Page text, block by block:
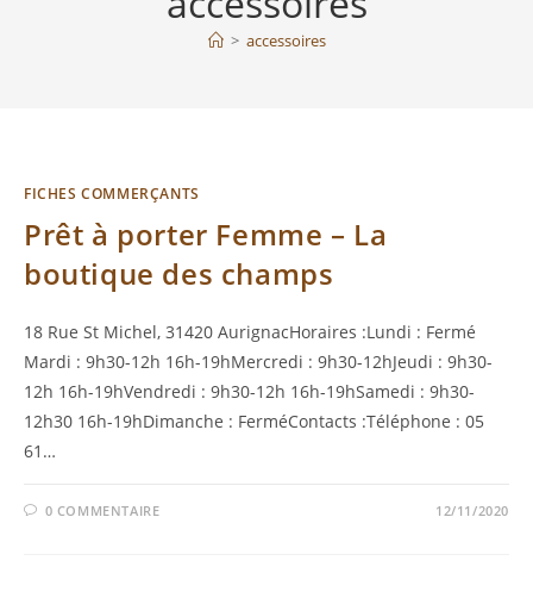
> accessoires
FICHES COMMERÇANTS
Prêt à porter Femme – La
boutique des champs
18 Rue St Michel, 31420 AurignacHoraires :Lundi : Fermé
Mardi : 9h30-12h 16h-19hMercredi : 9h30-12hJeudi : 9h30-
12h 16h-19hVendredi : 9h30-12h 16h-19hSamedi : 9h30-
12h30 16h-19hDimanche : FerméContacts :Téléphone : 05
61…
0 COMMENTAIRE 12/11/2020